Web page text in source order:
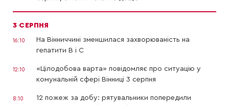
3 СЕРПНЯ
16:10
На Вінниччині зменшилася захворюваність на
гепатити В і С
12:10
«Цілодобова варта» повідомляє про ситуацію у
комунальній сфері Вінниці 3 серпня
8:10
12 пожеж за добу: рятувальники попередили